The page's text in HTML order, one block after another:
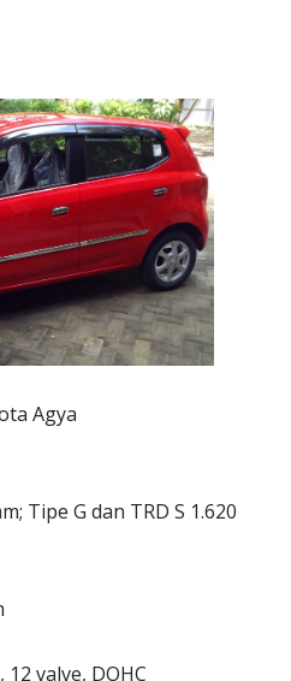
Agya
Tipe G dan TRD S 1.620
valve, DOHC